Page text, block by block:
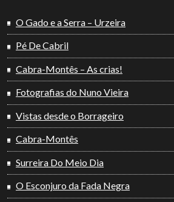
O Gado e a Serra – Urzeira
Pé De Cabril
Cabra-Montês – As crias!
Fotografias do Nuno Vieira
Vistas desde o Borrageiro
Cabra-Montês
Surreira Do Meio Dia
O Esconjuro da Fada Negra